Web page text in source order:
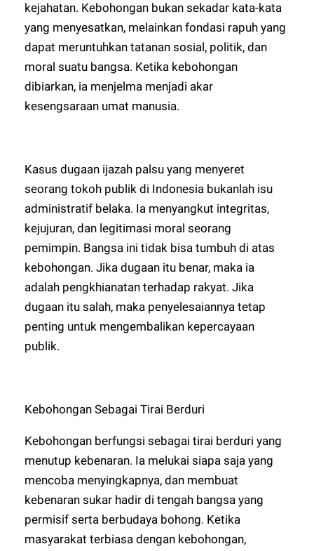
kejahatan. Kebohongan bukan sekadar kata-kata
yang menyesatkan, melainkan fondasi rapuh yang
dapat meruntuhkan tatanan sosial, politik, dan
moral suatu bangsa. Ketika kebohongan
dibiarkan, ia menjelma menjadi akar
kesengsaraan umat manusia.
Kasus dugaan ijazah palsu yang menyeret
seorang tokoh publik di Indonesia bukanlah isu
administratif belaka. Ia menyangkut integritas,
kejujuran, dan legitimasi moral seorang
pemimpin. Bangsa ini tidak bisa tumbuh di atas
kebohongan. Jika dugaan itu benar, maka ia
adalah pengkhianatan terhadap rakyat. Jika
dugaan itu salah, maka penyelesaiannya tetap
penting untuk mengembalikan kepercayaan
publik.
Kebohongan Sebagai Tirai Berduri
Kebohongan berfungsi sebagai tirai berduri yang
menutup kebenaran. Ia melukai siapa saja yang
mencoba menyingkapnya, dan membuat
kebenaran sukar hadir di tengah bangsa yang
permisif serta berbudaya bohong. Ketika
masyarakat terbiasa dengan kebohongan,